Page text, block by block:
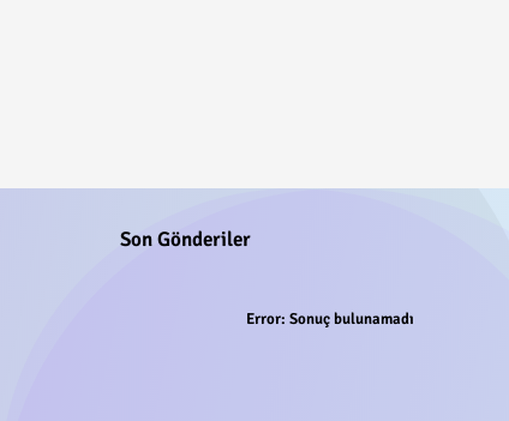
Son Gönderiler
Error: Sonuç bulunamadı